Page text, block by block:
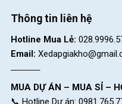
Thông tin liên hệ
Hotline Mua Lẻ:
Email:
MUA DỰ ÁN – MUA SỈ –
📞 Hotline Dự án: